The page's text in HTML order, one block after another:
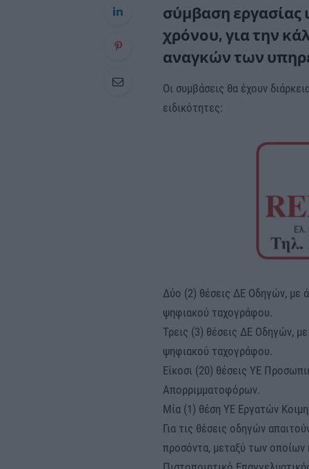
σύμβαση εργασίας
χρόνου, για την
αναγκών των
Οι συμβάσεις θα έχουν
ειδικότητες:
Δύο (2) θέσεις ΔΕ Οδηγών, με
ψηφιακού ταχογράφου.
Τρεις (3) θέσεις ΔΕ Οδηγών,
ψηφιακού ταχογράφου.
Είκοσι (20) θέσεις ΥΕ
Απορριμματοφόρων.
Μία (1) θέση ΥΕ Εργατών
Για τις θέσεις οδηγών
προσόντα, μεταξύ των οποίων